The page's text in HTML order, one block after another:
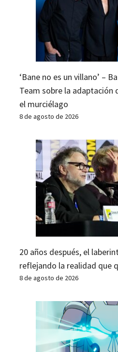
‘Bane no es un villano’ –
Team sobre la adaptación
el murciélago
8 de agosto de 2026
20 años después, el
reflejando la realidad que
8 de agosto de 2026